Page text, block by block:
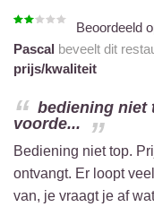
Beoordeeld
Pascal beveelt dit
prijs/kwaliteit
bediening niet
voorde...
Bediening niet top.
ontvangt. Er loopt
van, je vraagt je af